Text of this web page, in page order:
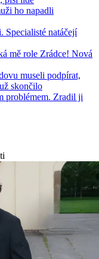
ho napadli
Specialisté natáčejí
mě role Zrádce! Nová
museli podpírat,
skončilo
problémem. Zradil ji